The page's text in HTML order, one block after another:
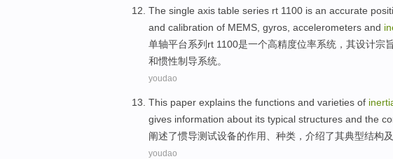
The single axis table series rt 1100 is an accurate
and calibration of MEMS gyros accelerometers and
单轴平台系列 rt 1100是一个高精度位率系统 ，其设计宗
和惯性制导系统。
youdao
This paper explains the functions and varieties of
gives information about its typical structures and the
阐述了惯导测试设备的作用 种类 ， 介绍了其典型结构及
youdao